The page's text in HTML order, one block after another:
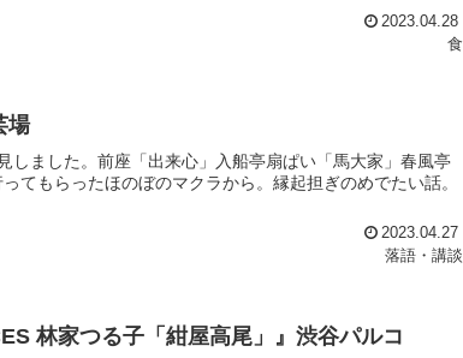
2023.04.28
食
場
ました。前座「出来心」入船亭扇ぱい「馬大家」春風亭
てもらったほのぼのマクラから。縁起担ぎのめでたい話。
2023.04.27
落語・講談
林家つる子「紺屋高尾」』渋谷パルコ